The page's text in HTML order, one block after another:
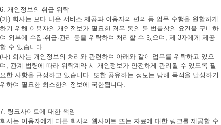
6. 개인정보의 취급 위탁
(가) 회사는 보다 나은 서비스 제공과 이용자의 편의 등 업무 수행을 원할하게
하기 위해 이용자의 개인정보가 필요한 경우 동의 등 법률상의 요건을 구비하
여 외부에 수집·취급·관리 등을 위탁하여 처리할 수 있으며, 제 3자에게 제공
할 수 있습니다.
(나) 회사는 개인정보의 처리와 관련하여 아래와 같이 업무를 위탁하고 있으
며, 관계 법령에 따라 위탁계약 시 개인정보가 안전하게 관리될 수 있도록 필
요한 사항을 규정하고 있습니다. 또한 공유하는 정보는 당해 목적을 달성하기
위하여 필요한 최소한의 정보에 국한됩니다.
7. 링크사이트에 대한 책임
회사는 이용자에게 다른 회사의 웹사이트 또는 자료에 대한 링크를 제공할 수